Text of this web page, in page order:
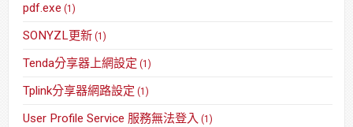
pdf.exe (1)
SONYZL更新 (1)
Tenda分享器上網設定 (1)
Tplink分享器網路設定 (1)
User Profile Service 服務無法登入 (1)